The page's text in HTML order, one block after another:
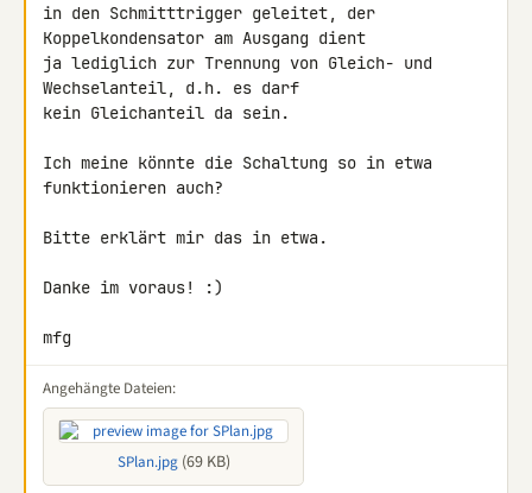
in den Schmitttrigger geleitet, der
Koppelkondensator am Ausgang dient
ja lediglich zur Trennung von Gleich- und
Wechselanteil, d.h. es darf
kein Gleichanteil da sein.
Ich meine könnte die Schaltung so in etwa
funktionieren auch?
Bitte erklärt mir das in etwa.
Danke im voraus! :)
mfg
Angehängte Dateien:
SPlan.jpg(69 KB)